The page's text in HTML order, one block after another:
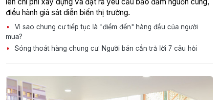
điều hành giá sát diễn biến thị trường.
Vì sao chung cư tiếp tục là "điểm đến" hàng đầu của người
mua?
Sóng thoát hàng chung cư: Người bán cần trả lời 7 câu hỏi